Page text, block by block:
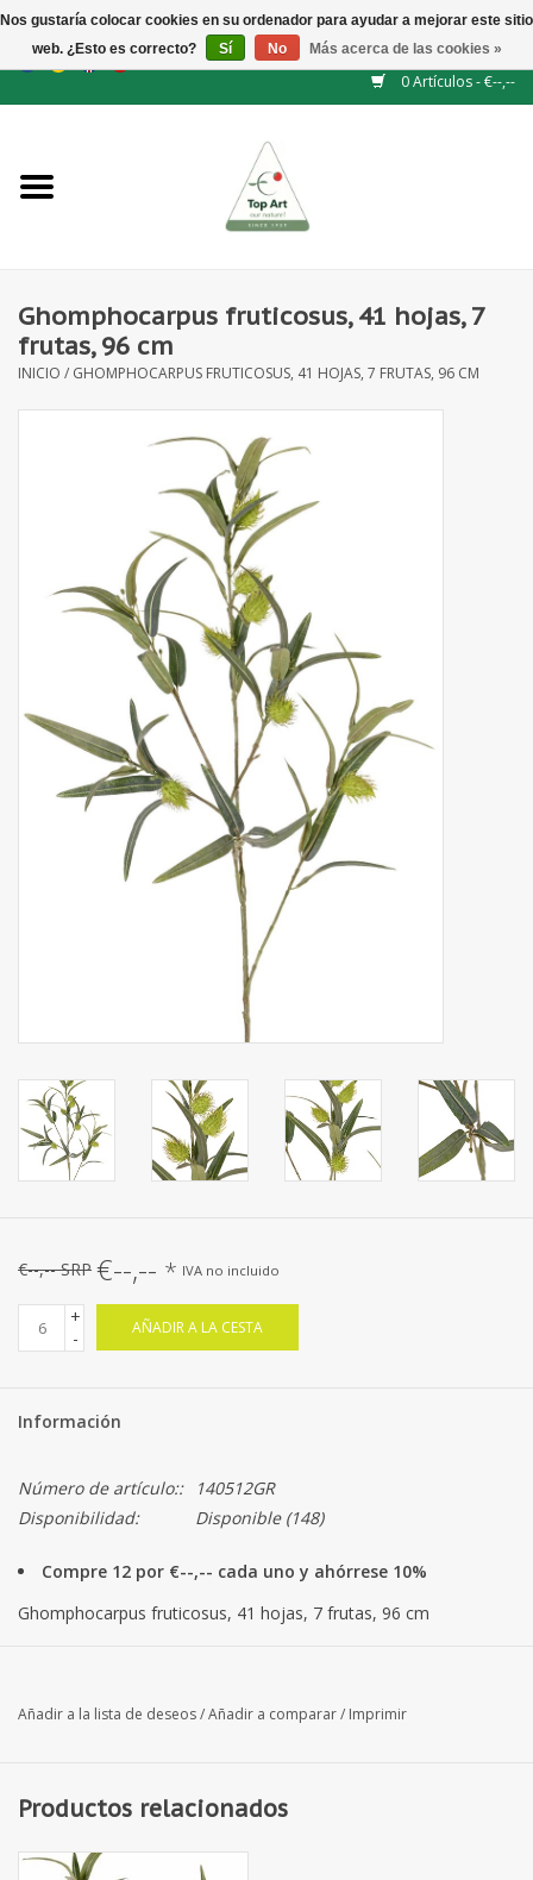
GBP/CHF /BGN/
0 Artículos - €--,--
NUEVO
Flores artificiales
Rama de hojas / bayas
decoración
Coronas de flores
Ghomphocarpus fruticosus, 41 hojas, 7
frutas, 96 cm
INICIO / GHOMPHOCARPUS FRUTICOSUS, 41 HOJAS, 7 FRUTAS, 96 CM
€--,-- SRP €--,-- * IVA no incluido
+
-
AÑADIR A LA CESTA
Información
Número de artículo::
140512GR
Disponibilidad:
Disponible(148)
Compre 12 por €--,-- cada uno y ahórrese 10%
Ghomphocarpus fruticosus, 41 hojas, 7 frutas, 96 cm
Añadir a la lista de deseos/Añadir a comparar/ Imprimir
Productos relacionados
Nos gustaría colocar cookies en su ordenador para ayudar a mejorar este sitio
web. ¿Esto es correcto?
Sí No Más acerca de las cookies »